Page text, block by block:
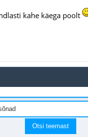
kahe käega poolt